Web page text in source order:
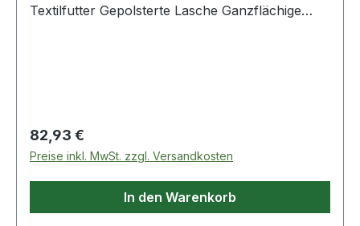
Textilfutter Gepolsterte Lasche Ganzflächige
Regulärer Preis:
82,93 €
Preise inkl. MwSt. zzgl. Versandkosten
In den Warenkorb